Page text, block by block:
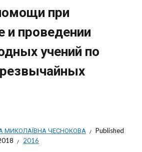
при
и проведении
учений по
МИКОЛАЇВНА ЧЕСНОКОВА
Published
2016